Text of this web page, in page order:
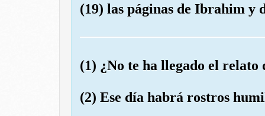
(19) las páginas de Ibrahim y
(1) ¿No te ha llegado el
(2) Ese día habrá rostros